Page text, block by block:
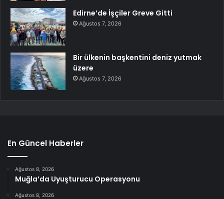
Edirne’de İşçiler Greve Gitti
Ağustos 7, 2026
Bir ülkenin başkentini deniz yutmak
üzere
Ağustos 7, 2026
En Güncel Haberler
Ağustos 8, 2026
Muğla’da Uyuşturucu Operasyonu
Ağustos 8, 2026